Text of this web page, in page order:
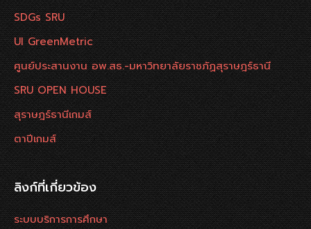
SDGs SRU
UI GreenMetric
ศูนย์ประสานงาน อพ.สธ.-มหาวิทยาลัยราชภัฏสุราษฎร์ธานี
SRU OPEN HOUSE
สุราษฎร์ธานีเกมส์
ตาปีเกมส์
ลิงก์ที่เกี่ยวข้อง
ระบบบริการการศึกษา